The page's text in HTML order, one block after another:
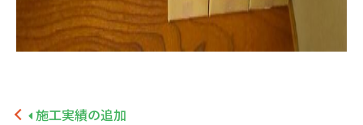
施工実績の追加